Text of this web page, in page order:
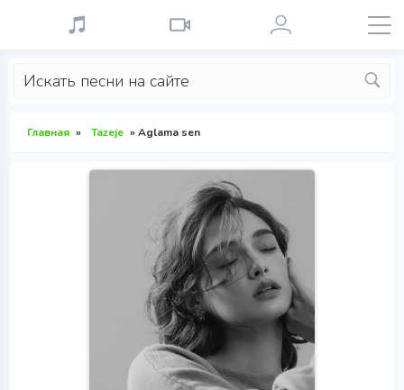
Главная » Tazeje » Aglama sen